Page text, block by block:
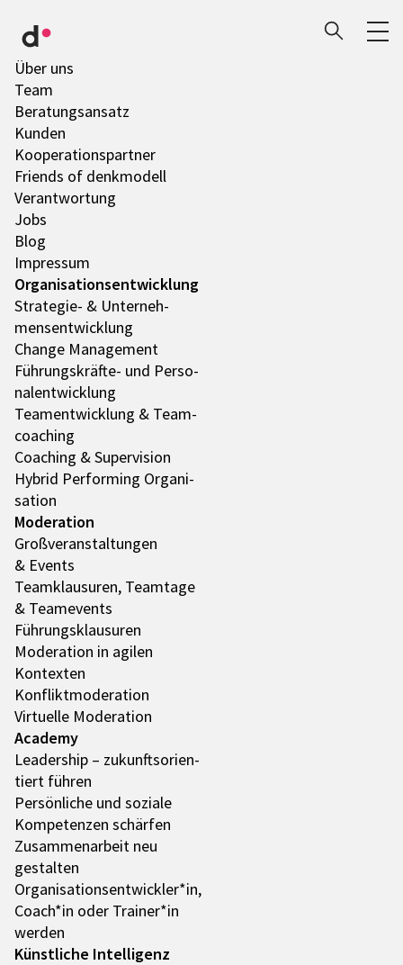
Über uns
Team
Bera­tungs­an­satz
Kunden
Koope­ra­ti­ons­part­ner
Friends of denk­mo­dell
Verant­wor­tung
Jobs
Blog
Impres­sum
Orga­ni­sa­ti­ons­ent­wick­lung
Stra­te­gie- & Unter­neh­
mens­ent­wick­lung
Change Manage­ment
Führungs­­­kräfte- und Perso­
nal­ent­wick­lung
Team­ent­wick­lung & Team­
coa­ching
Coaching & Super­vi­sion
Hybrid Performing Orga­ni­
sa­tion
Mode­ra­tion
Groß­ver­an­stal­tun­gen
& Events
Team­klau­su­ren, Team­tage
& Team­e­vents
Führungs­klau­su­ren
Mode­ra­tion in agilen
Kontex­ten
Konflikt­mo­de­ra­tion
Virtu­elle Mode­ra­tion
Academy
Leader­ship – zukunfts­ori­en­
tiert führen
Persön­li­che und soziale
Kompe­ten­zen schär­fen
Zusam­men­ar­beit neu
gestal­ten
Organisationsentwickler*in,
Coach*in oder Trainer*in
werden
Künst­li­che Intel­li­genz